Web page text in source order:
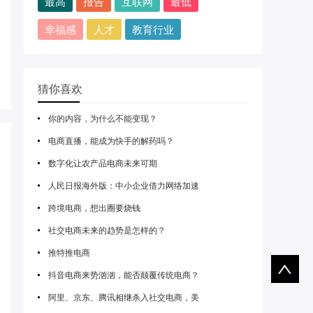
幸福感
人才 教育行业
猜你喜欢
你的内容，为什么不能变现？
电商直播，能成为快手的解药吗？
数字化让农产品电商未来可期
人民日报海外版：中小企业借力网络加速
跨境电商，想出圈要烧钱
社交电商未来的趋势是怎样的？
推特推电商
抖音电商来势汹汹，能否颠覆传统电商？
阿里、京东、腾讯相继杀入社交电商，美